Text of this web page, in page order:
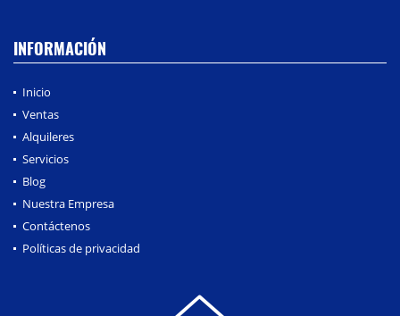
INFORMACIÓN
Inicio
Ventas
Alquileres
Servicios
Blog
Nuestra Empresa
Contáctenos
Políticas de privacidad